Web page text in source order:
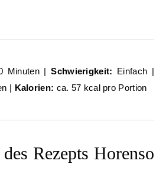
Minuten |Schwierigkeit: Einfach |
| Kalorien: ca. 57 kcal pro Portion
Rezepts Horenso